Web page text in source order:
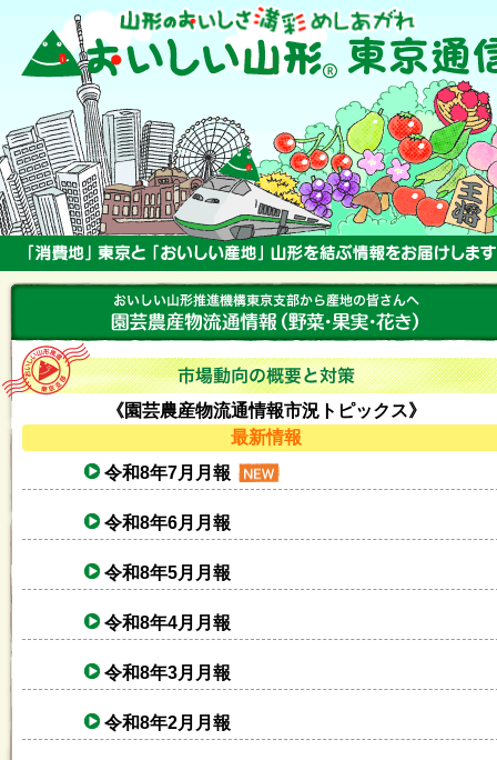
《園芸農産物流通情報市況トピックス》
最新情報
令和8年7月月報
令和8年6月月報
令和8年5月月報
令和8年4月月報
令和8年3月月報
令和8年2月月報